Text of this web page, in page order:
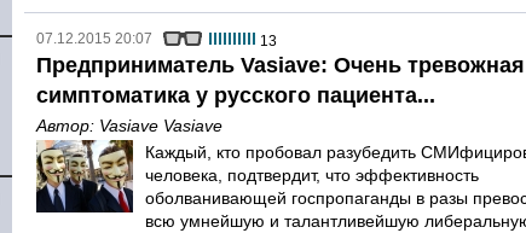
07.12.2015 20:07 13
Предприниматель Vasiave: Очень тревожная
симптоматика у русского пациента...
Автор: Vasiave Vasiave
Каждый, кто пробовал разубедить
человека, подтвердит, что эффективность
оболванивающей госпропаганды в разы
всю умнейшую и талантливейшую